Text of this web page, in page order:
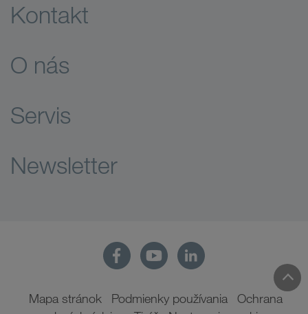
Kontakt
O nás
Servis
Newsletter
Mapa stránok Podmienky používania
Ochrana